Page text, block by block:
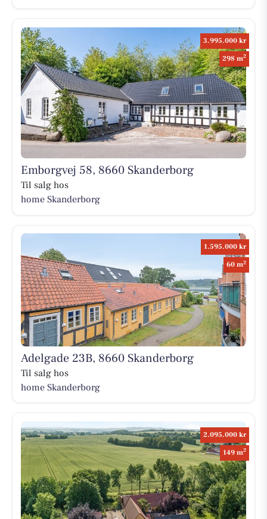
3.995.000 kr
298 m2
Emborgvej 58, 8660 Skanderborg
Til salg hos
home Skanderborg
1.595.000 kr
60 m2
Adelgade 23B, 8660 Skanderborg
Til salg hos
home Skanderborg
2.095.000 kr
149 m2